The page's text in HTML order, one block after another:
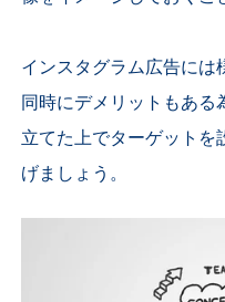
インスタグラム広告には
同時にデメリットもある
立てた上でターゲットを
げましょう。